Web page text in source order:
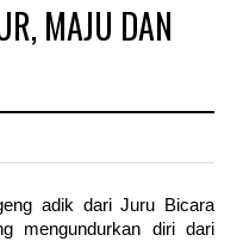
MAJU DAN
adik dari Juru Bicara
mengundurkan diri dari